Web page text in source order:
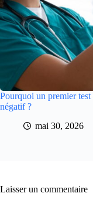
Pourquoi un premier
négatif ?
mai 30, 2026
Laisser un commentaire